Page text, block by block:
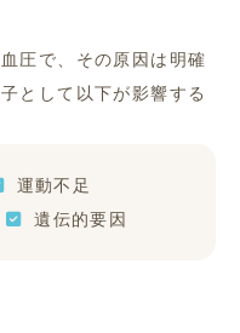
圧で、その原因は明確
として以下が影響する
運動不足
遺伝的要因